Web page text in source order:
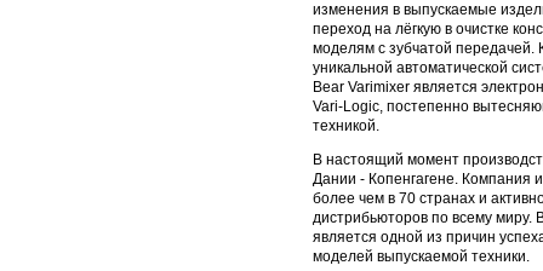
изменения в выпускаемые
переход на лёгкую в очистке
моделям с зубчатой
уникальной автоматической
Bear Varimixer является
Vari-Logic, постепенно
техникой.
В настоящий момент
Дании - Копенгагене. Компания
более чем в 70 странах и
дистрибьюторов по всему миру.
является одной из причин
моделей выпускаемой техники.